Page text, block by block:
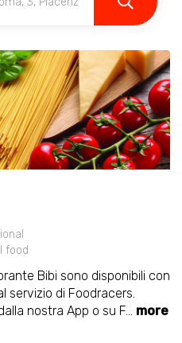
food
Bibi sono disponibili con
servizio di Foodracers.
nostra App o su F... more